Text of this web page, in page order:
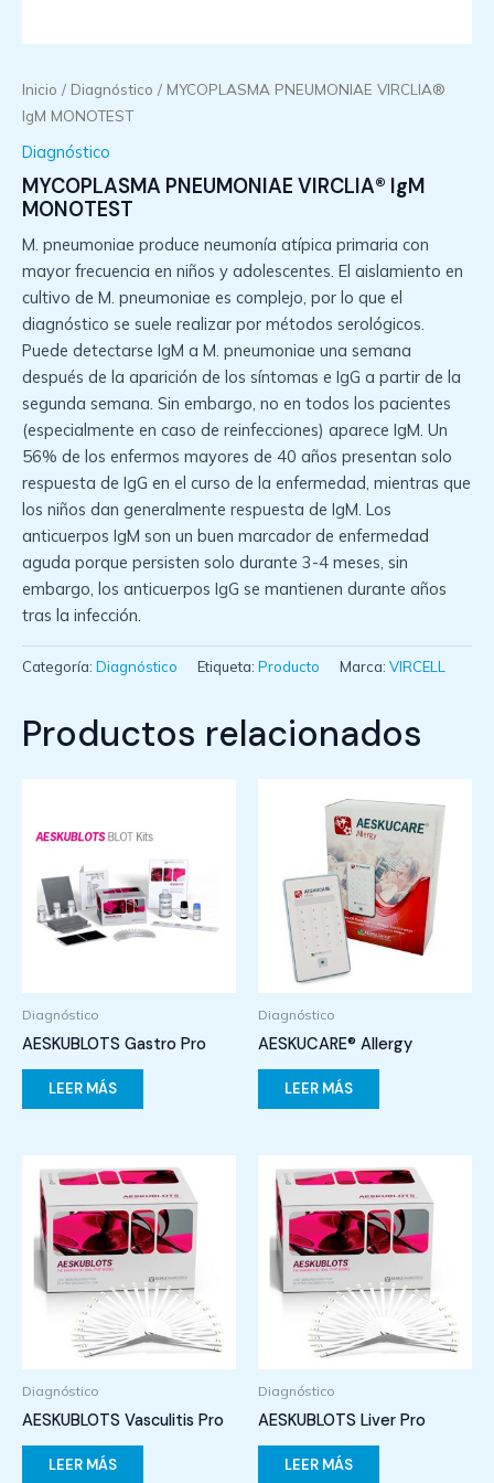
Inicio / Diagnóstico / MYCOPLASMA PNEUMONIAE VIRCLIA®
IgM MONOTEST
Diagnóstico
MYCOPLASMA PNEUMONIAE VIRCLIA® IgM
MONOTEST
M. pneumoniae produce neumonía atípica primaria con
mayor frecuencia en niños y adolescentes. El aislamiento en
cultivo de M. pneumoniae es complejo, por lo que el
diagnóstico se suele realizar por métodos serológicos.
Puede detectarse IgM a M. pneumoniae una semana
después de la aparición de los síntomas e IgG a partir de la
segunda semana. Sin embargo, no en todos los pacientes
(especialmente en caso de reinfecciones) aparece IgM. Un
56% de los enfermos mayores de 40 años presentan solo
respuesta de IgG en el curso de la enfermedad, mientras que
los niños dan generalmente respuesta de IgM. Los
anticuerpos IgM son un buen marcador de enfermedad
aguda porque persisten solo durante 3-4 meses, sin
embargo, los anticuerpos IgG se mantienen durante años
tras la infección.
Categoría: Diagnóstico Etiqueta: Producto Marca: VIRCELL
Productos relacionados
Diagnóstico
AESKUBLOTS Gastro Pro
LEER MÁS
Diagnóstico
AESKUCARE® Allergy
LEER MÁS
Diagnóstico
AESKUBLOTS Vasculitis Pro
LEER MÁS
Diagnóstico
AESKUBLOTS Liver Pro
LEER MÁS